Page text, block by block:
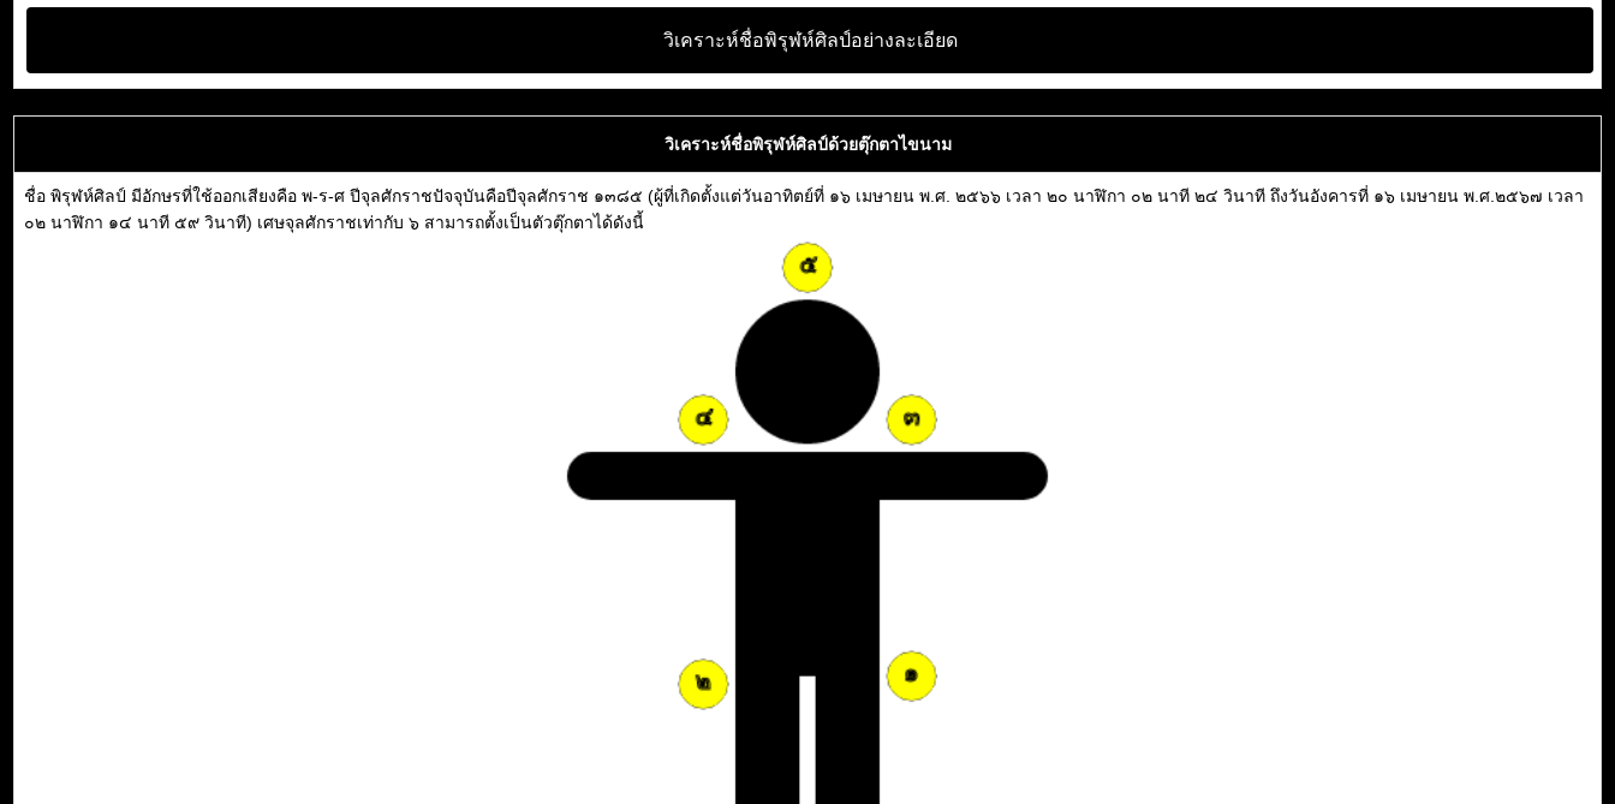
วิเคราะห์ชื่อพิรุฬห์ศิลป์อย่างละเอียด
วิเคราะห์ชื่อพิรุฬห์ศิลป์ด้วยตุ๊กตาไขนาม
ชื่อ พิรุฬห์ศิลป์ มีอักษรที่ใช้ออกเสียงคือ พ-ร-ศ ปีจุลศักราชปัจจุบันคือปีจุลศักราช ๑๓๘๕ (ผู้ที่เกิดตั้งแต่วันอาทิตย์ที่ ๑๖ เมษายน พ.ศ. ๒๕๖๖ เวลา ๒๐ นาฬิกา ๐๒ นาที ๒๔ วินาที ถึงวันอังคารที่ ๑๖ เมษายน พ.ศ.๒๕๖๗ เวลา
๐๒ นาฬิกา ๑๔ นาที ๕๙ วินาที) เศษจุลศักราชเท่ากับ ๖ สามารถตั้งเป็นตัวตุ๊กตาได้ดังนี้